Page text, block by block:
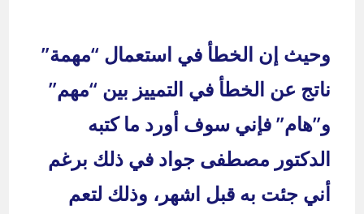
وحيث إن الخطأ في استعمال “مهمة”
ناتج عن الخطأ في التمييز بين “مهم”
و”هام” فإني سوف أورد ما كتبه
الدكتور مصطفى جواد في ذلك برغم
أني جئت به قبل اشهر، وذلك لتعم